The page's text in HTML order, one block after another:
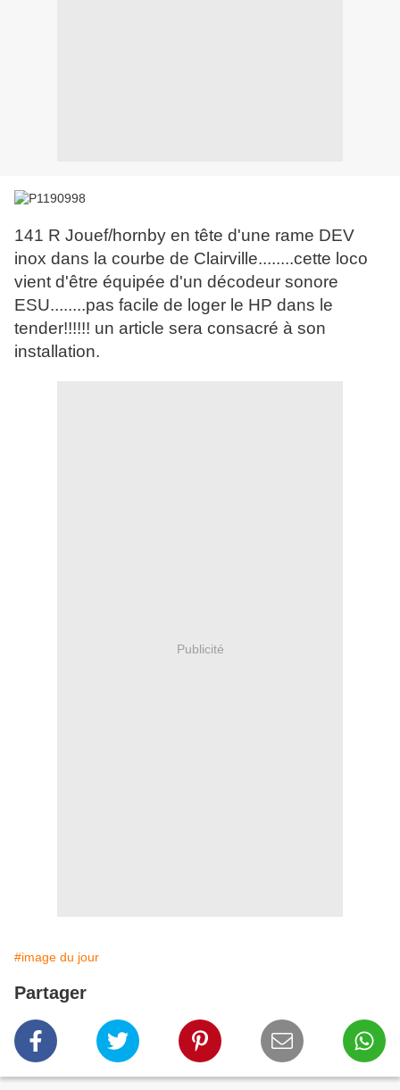
141 R Jouef/hornby en tête d'une rame DEV
inox dans la courbe de Clairville........cette loco
vient d'être équipée d'un décodeur sonore
ESU........pas facile de loger le HP dans le
tender!!!!!! un article sera consacré à son
installation.
Publicité
#image du jour
Partager